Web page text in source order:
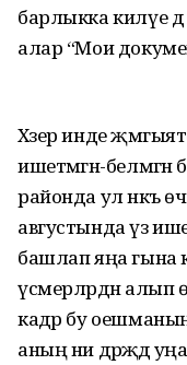
барлыкка килүе дә
алар “Мои
Хәзер инде
ишетмәгән-
районда ул нәкъ
августында үз
башлап яңа гына
үсмерләрдән алып
кадәр бу
аның ни дәрәҗәдә